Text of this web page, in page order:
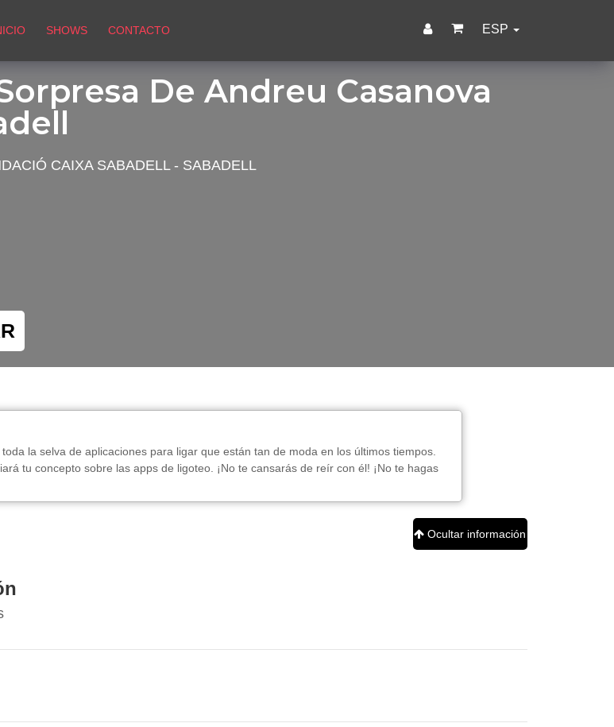
SHOWS CONTACTO ESP
De Andreu Casanova
CAIXA SABADELL - SABADELL
la selva de aplicaciones para ligar que están tan de moda en los últimos tiempos.
tu concepto sobre las apps de ligoteo. ¡No te cansarás de reír con él! ¡No te hagas
Ocultar información